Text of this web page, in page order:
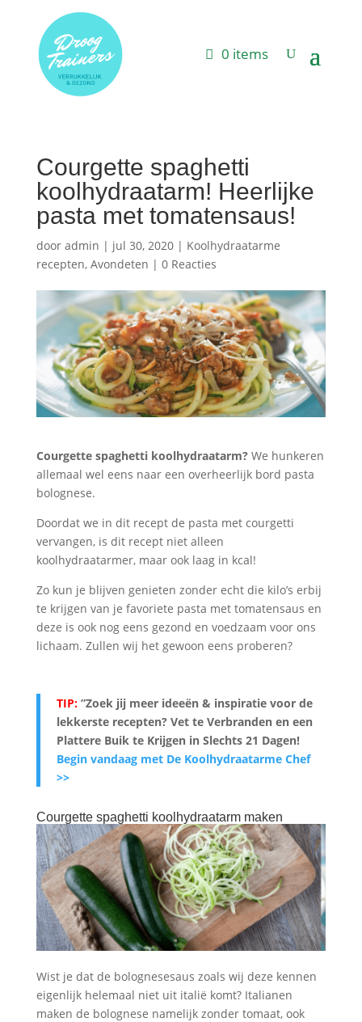
0 items
Courgette spaghetti
koolhydraatarm! Heerlijke
pasta met tomatensaus!
door admin | jul 30, 2020| Koolhydraatarme
recepten, Avondeten | 0 Reacties
Courgette spaghetti koolhydraatarm?We hunkeren
allemaal wel eens naar een overheerlijk bord pasta
bolognese.
Doordat we in dit recept de pasta met courgetti
vervangen, is dit recept niet alleen
koolhydraatarmer, maar ook laag in kcal!
Zo kun je blijven genieten zonder echt die kilo’s erbij
te krijgen van je favoriete pasta met tomatensaus en
deze is ook nog eens gezond en voedzaam voor ons
lichaam. Zullen wij het gewoon eens proberen?
TIP:”Zoek jij meer ideeën & inspiratie voor de
lekkerste recepten? Vet te Verbranden en een
Plattere Buik te Krijgen in Slechts 21 Dagen!
Begin vandaag met De Koolhydraatarme Chef
>>
Courgette spaghetti koolhydraatarm maken
Wist je dat de bolognesesaus zoals wij deze kennen
eigenlijk helemaal niet uit italië komt? Italianen
maken de bolognese namelijk zonder tomaat, ook